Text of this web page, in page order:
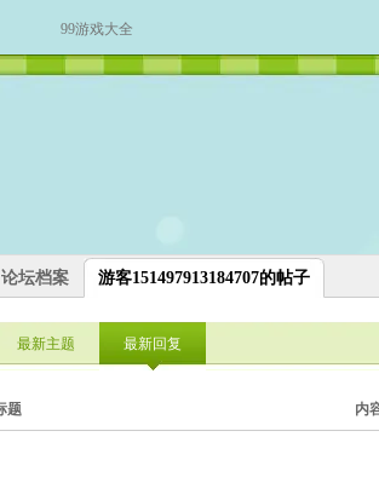
99游戏大全
论坛档案 游客151497913184707的帖子
最新主题 最新回复
题 内